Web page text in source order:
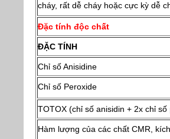
cháy, rất dễ cháy hoặc cực kỳ dễ
Đặc tính độc chất
ĐẶC TÍNH
Chỉ số Anisidine
Chỉ số Peroxide
TOTOX (chỉ số anisidin + 2x chỉ số
Hàm lượng của các chất CMR,